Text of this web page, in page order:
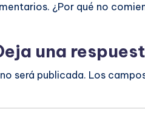
¿Por qué no
una
será publicada. Los